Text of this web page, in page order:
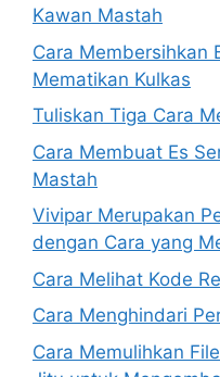
Kawan Mastah
Cara Membersihkan
Mematikan Kulkas
Tuliskan Tiga Cara
Cara Membuat Es
Mastah
Vivipar Merupakan
dengan Cara yang
Cara Melihat Kode
Cara Menghindari
Cara Memulihkan